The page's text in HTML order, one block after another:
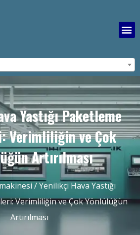
Yastığı Paketleme
Verimliliğin ve Çok
Artırılması
/ Yenilikçi Hava Yastığı
Verimliliğin ve Çok Yönlülüğün
Artırılması